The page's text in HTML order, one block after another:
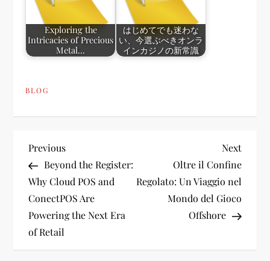
Exploring the
Intricacies of Precious
Metal…
はじめてでも迷わな
い、今選ぶべきオンラ
インカジノの新常識
BLOG
P
o
s
t
Previous
Post
Previous
Beyond the Register:
Why Cloud POS and
ConectPOS Are
Powering the Next Era
of Retail
Next
Post
Next
Oltre il Confine
Regolato: Un Viaggio nel
Mondo del Gioco
Offshore